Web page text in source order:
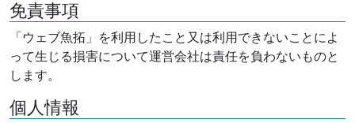
免責事項
「ウェブ魚拓」を利用したこと又は利用できないことによ
って生じる損害について運営会社は責任を負わないものと
します。
個人情報